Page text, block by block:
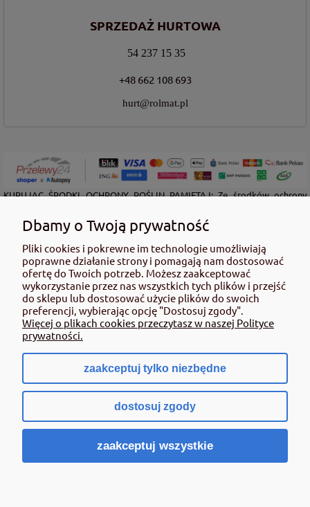
SPRZEDAŻ HURTOWA
54 237 15 35
+48 662 108 693
hurt@rolmat.pl
KUPUJĄC ŚRODKI OCHRONY ROŚLIN PAMIĘTAJ: Ze środków ochrony
użyciem przeczytaj informacje zamieszczone w etykiecie i informacje
dotyczące produktu. Zwróć uwagę na zwroty wskazujące rodzaj zagrożenia
oraz przestrzegaj środków bezpieczeństwa zamieszczonych w etykiecie.
Środki ochrony roślin do użytku profesjonalnego mogą być nabyte tylko i
wyłącznie przez osoby pełnoletnie oraz posiadające kwalifikacje
wymagane od osób nabywających środki ochrony roślin określone w
ustawie (art. 28 Ustawy z dn. 8 marca 2013 r. o Środkach Ochrony Roślin Dz.
Ustw 2020 poz.2097 z pózn. zm.) Niespełnienie powyższych warunków jest
złamaniem regulaminu sklepu.
Sklep internetowy Shoper.pl
Dbamy o Twoją prywatność
Pliki cookies i pokrewne im technologie umożliwiają
poprawne działanie strony i pomagają nam dostosować
ofertę do Twoich potrzeb. Możesz zaakceptować
wykorzystanie przez nas wszystkich tych plików i przejść
do sklepu lub dostosować użycie plików do swoich
preferencji, wybierając opcję "Dostosuj zgody".
Więcej o plikach cookies przeczytasz w naszej Polityce
prywatności.
zaakceptuj tylko niezbędne
dostosuj zgody
zaakceptuj wszystkie